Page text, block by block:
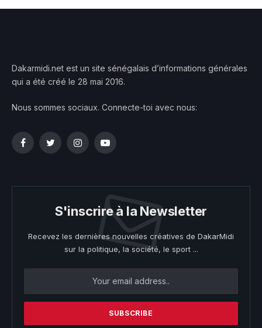
Dakarmidi.net est un site sénégalais d’informations générales
qui a été créé le 28 mai 2016.
Nous sommes sociaux. Connecte-toi avec nous:
FacebookTwitterInstagramYouTube
S'inscrire à la Newsletter
Recevez les dernières nouvelles créatives de DakarMidi
sur la politique, la société, le sport ...